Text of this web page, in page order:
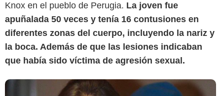
Knox en el pueblo de Perugia. La joven fue
apuñalada 50 veces y tenía 16 contusiones en
diferentes zonas del cuerpo, incluyendo la nariz y
la boca. Además de que las lesiones indicaban
que había sido víctima de agresión sexual.